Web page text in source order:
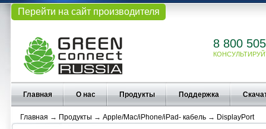
Перейти на сайт производителя
8 800
Главная О нас Продукты Поддержка
Главная → Продукты → Apple/Mac/iPhone/iPad- кабель → DisplayPort